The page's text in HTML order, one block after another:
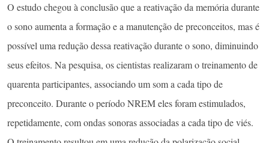
O estudo chegou à conclusão que a reativação da memória durante
o sono aumenta a formação e a manutenção de preconceitos, mas é
possível uma redução dessa reativação durante o sono, diminuindo
seus efeitos. Na pesquisa, os cientistas realizaram o treinamento de
quarenta participantes, associando um som a cada tipo de
preconceito. Durante o período NREM eles foram estimulados,
repetidamente, com ondas sonoras associadas a cada tipo de viés.